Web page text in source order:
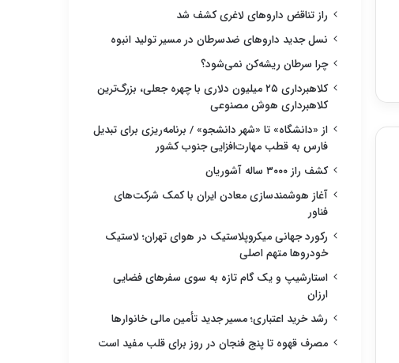
راز تناقض داروهای لاغری کشف شد
نسل جدید داروهای ضدسرطان در مسیر تولید انبوه
چرا سرطان ریشه‌کن نمی‌شود؟
کلاهبرداری ۲۵ میلیون دلاری با چهره جعلی، بزرگ‌ترین
کلاهبرداری هوش مصنوعی
از «دانشگاه» تا «شهر دانشجو» / برنامه‌ریزی برای تبدیل
فارس به قطب مهارت‌افزایی جنوب کشور
کشف راز ۳۰۰۰ ساله آشوریان
آغاز هوشمندسازی معادن ایران با کمک شرکت‌های
فناور
رکورد جهانی میکروپلاستیک در هوای تهران؛ لاستیک
خودروها متهم اصلی
استارشیپ و یک گام تازه به سوی سفرهای فضایی
ارزان
رشد خرید اعتباری؛ مسیر جدید تأمین مالی خانوارها
مصرف قهوه تا پنج فنجان در روز برای قلب مفید است